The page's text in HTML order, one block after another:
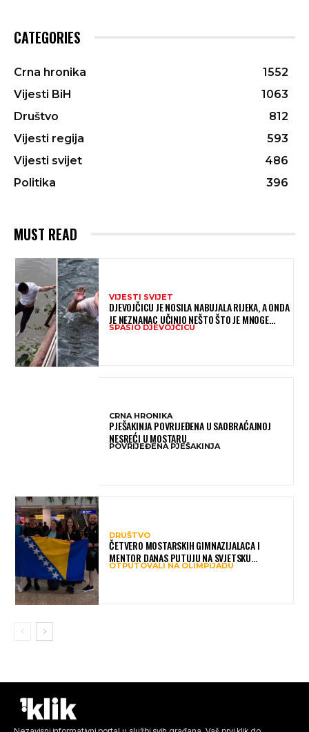
CATEGORIES
Crna hronika
1552
Vijesti BiH
1063
Društvo
812
Vijesti regija
593
Vijesti svijet
486
Politika
396
MUST READ
VIJESTI SVIJET
DJEVOJČICU JE NOSILA NABUJALA RIJEKA, A ONDA
JE NEZNANAC UČINIO NEŠTO ŠTO JE MNOGE
OSTAVILO BEZ RIJEČI
SPASIO DJEVOJČICU
CRNA HRONIKA
PJEŠAKINJA POVRIJEĐENA U SAOBRAĆAJNOJ
NESREĆI U MOSTARU
POVRIJEĐENA PJEŠAKINJA
DRUŠTVO
ČETVERO MOSTARSKIH GIMNAZIJALACA I
MENTOR DANAS PUTUJU NA SVJETSKU
OLIMPIJADU IZ AI: PREDSTAVLJAT ĆE BIH MEĐU
OTPUTOVALI NA OLIMPIJADU